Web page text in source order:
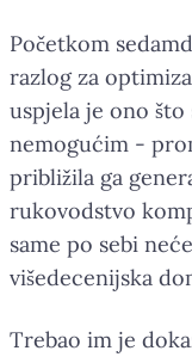
Početkom
razlog za
uspjela je ono
nemogućim -
približila ga
rukovodstvo
same po sebi
višedecenijska
Trebao im je